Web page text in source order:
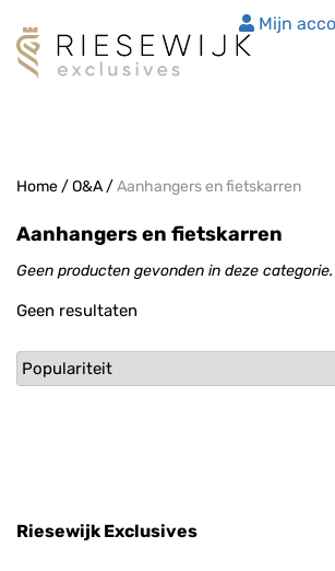
Mijn
Home/O&A/Aanhangers en fietskarren
Aanhangers en fietskarren
Geen producten gevonden in deze categorie.
Geen resultaten
Riesewijk Exclusives